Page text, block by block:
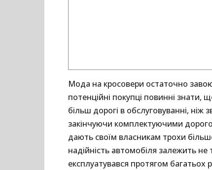
Мода на кросовери остаточно
потенційні покупці повинні знати,
більш дорогі в обслуговуванні,
закінчуючи комплектуючими
дають своїм власникам трохи
надійність автомобіля залежить не
експлуатувався протягом багатьох